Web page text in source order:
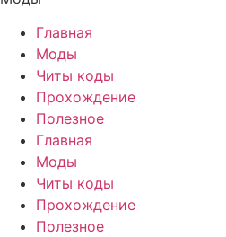
Главная
Моды
Читы коды
Прохождение
Полезное
Главная
Моды
Читы коды
Прохождение
Полезное